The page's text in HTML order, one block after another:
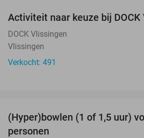
Activiteit naar keuze bij DOCK
DOCK Vlissingen
Vlissingen
Verkocht: 491
(Hyper)bowlen (1 of 1,5 uur)
personen